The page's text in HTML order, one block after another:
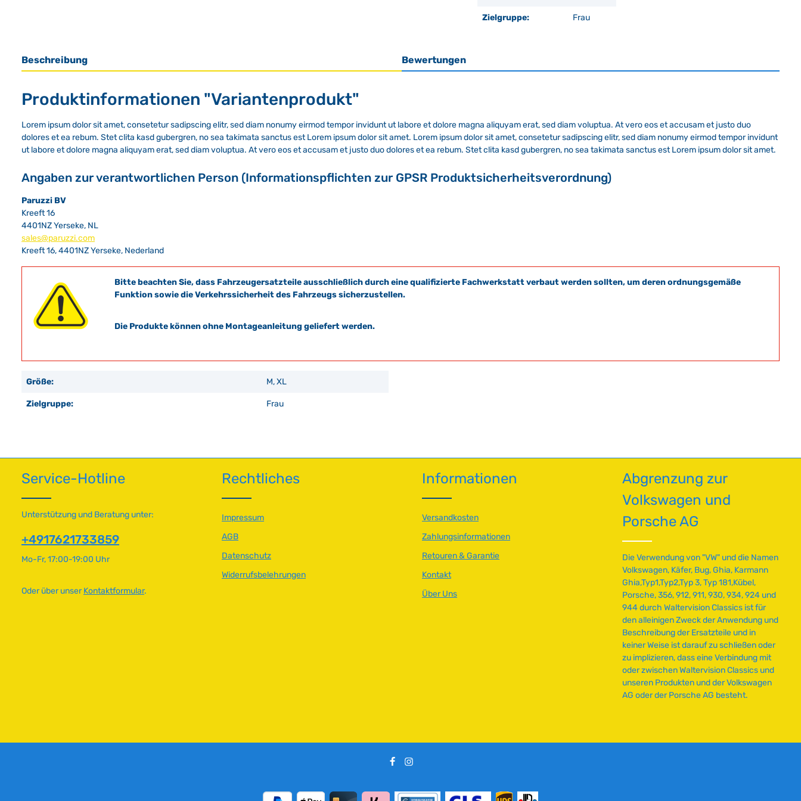
Zielgruppe: Frau
Beschreibung Bewertungen
Produktinformationen "Variantenprodukt"
Lorem ipsum dolor sit amet, consetetur sadipscing elitr, sed diam nonumy eirmod tempor invidunt ut labore et dolore magna aliquyam erat, sed diam voluptua. At vero eos et accusam et justo duo
dolores et ea rebum. Stet clita kasd gubergren, no sea takimata sanctus est Lorem ipsum dolor sit amet. Lorem ipsum dolor sit amet, consetetur sadipscing elitr, sed diam nonumy eirmod tempor invidunt
ut labore et dolore magna aliquyam erat, sed diam voluptua. At vero eos et accusam et justo duo dolores et ea rebum. Stet clita kasd gubergren, no sea takimata sanctus est Lorem ipsum dolor sit amet.
Angaben zur verantwortlichen Person (Informationspflichten zur GPSR Produktsicherheitsverordnung)
Paruzzi BV
Kreeft 16
4401NZ Yerseke, NL
sales@paruzzi.com
Kreeft 16, 4401NZ Yerseke, Nederland
Bitte beachten Sie, dass Fahrzeugersatzteile ausschließlich durch eine qualifizierte Fachwerkstatt verbaut werden sollten, um deren ordnungsgemäße
Funktion sowie die Verkehrssicherheit des Fahrzeugs sicherzustellen.
Die Produkte können ohne Montageanleitung geliefert werden.
Größe: M, XL
Zielgruppe: Frau
Service-Hotline
Unterstützung und Beratung unter:
+4917621733859
Mo-Fr, 17:00-19:00 Uhr
Oder über unserKontaktformular.
Rechtliches
Impressum
AGB
Datenschutz
Widerrufsbelehrungen
Informationen
Versandkosten
Zahlungsinformationen
Retouren & Garantie
Kontakt
Über Uns
Abgrenzung zur
Volkswagen und
Porsche AG
Die Verwendung von "VW" und die Namen
Volkswagen, Käfer, Bug, Ghia, Karmann
Ghia,Typ1,Typ2,Typ 3, Typ 181,Kübel,
Porsche, 356, 912, 911, 930, 934, 924 und
944 durch Waltervision Classics ist für
den alleinigen Zweck der Anwendung und
Beschreibung der Ersatzteile und in
keiner Weise ist darauf zu schließen oder
zu implizieren, dass eine Verbindung mit
oder zwischen Waltervision Classics und
unseren Produkten und der Volkswagen
AG oder der Porsche AG besteht.